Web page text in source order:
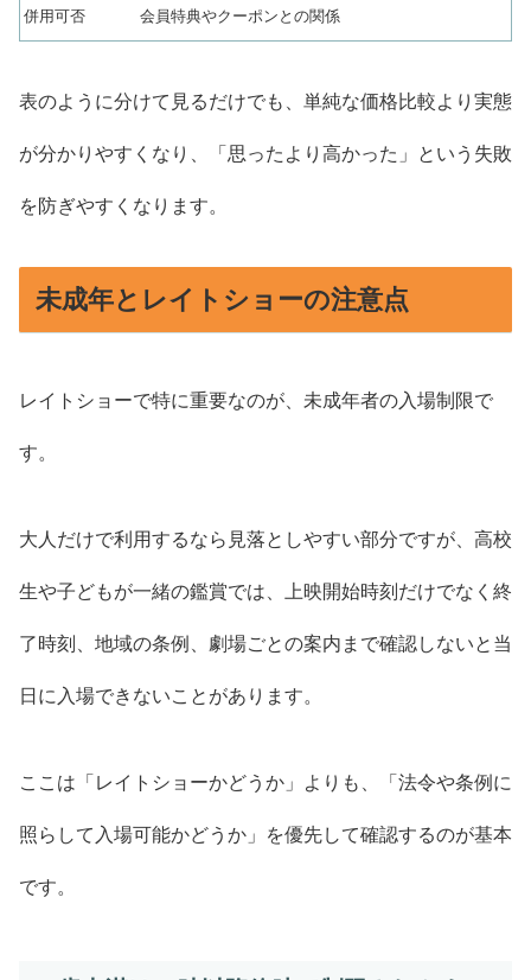
併用可否 会員特典やクーポンとの関係
表のように分けて見るだけでも、単純な価格比較より実態
が分かりやすくなり、「思ったより高かった」という失敗
を防ぎやすくなります。
未成年とレイトショーの注意点
レイトショーで特に重要なのが、未成年者の入場制限で
す。
大人だけで利用するなら見落としやすい部分ですが、高校
生や子どもが一緒の鑑賞では、上映開始時刻だけでなく終
了時刻、地域の条例、劇場ごとの案内まで確認しないと当
日に入場できないことがあります。
ここは「レイトショーかどうか」よりも、「法令や条例に
照らして入場可能かどうか」を優先して確認するのが基本
です。